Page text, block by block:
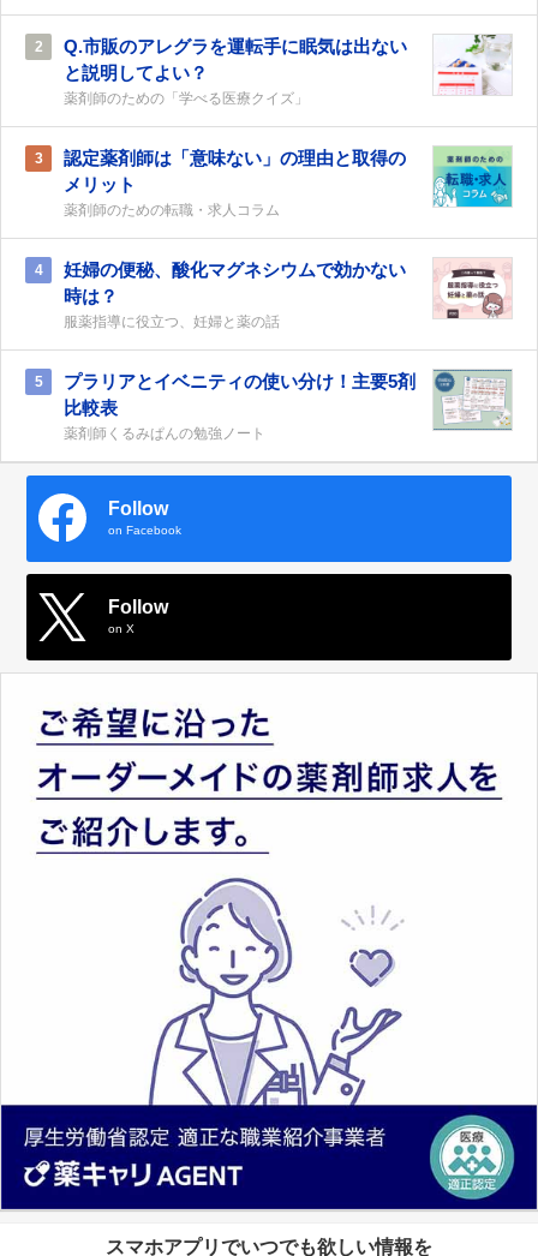
2
Q.市販のアレグラを運転手に眠気は出ない
と説明してよい？
薬剤師のための「学べる医療クイズ」
3
認定薬剤師は「意味ない」の理由と取得の
メリット
薬剤師のための転職・求人コラム
4
妊婦の便秘、酸化マグネシウムで効かない
時は？
服薬指導に役立つ、妊婦と薬の話
5
プラリアとイベニティの使い分け！主要5剤
比較表
薬剤師くるみぱんの勉強ノート
Follow
on Facebook
Follow
on X
スマホアプリでいつでも欲しい情報を